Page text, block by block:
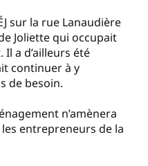
sur la rue Lanaudière
Joliette qui occupait
a d’ailleurs été
continuer à y
de besoin.
n’amènera
entrepreneurs de la